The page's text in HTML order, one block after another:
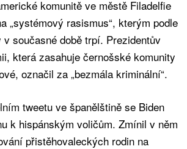
komunitě ve městě Filadelfie
„systémový rasismus“, kterým podle
v současné době trpí. Prezidentův
která zasahuje černošské komunity
označil za „bezmála kriminální“.
tweetu ve španělštině se Biden
k hispánským voličům. Zmínil v něm
přistěhovaleckých rodin na